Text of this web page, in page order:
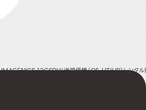
IMAGENICS 12GSDI光送受信機（OS-UT/UR）レンタ